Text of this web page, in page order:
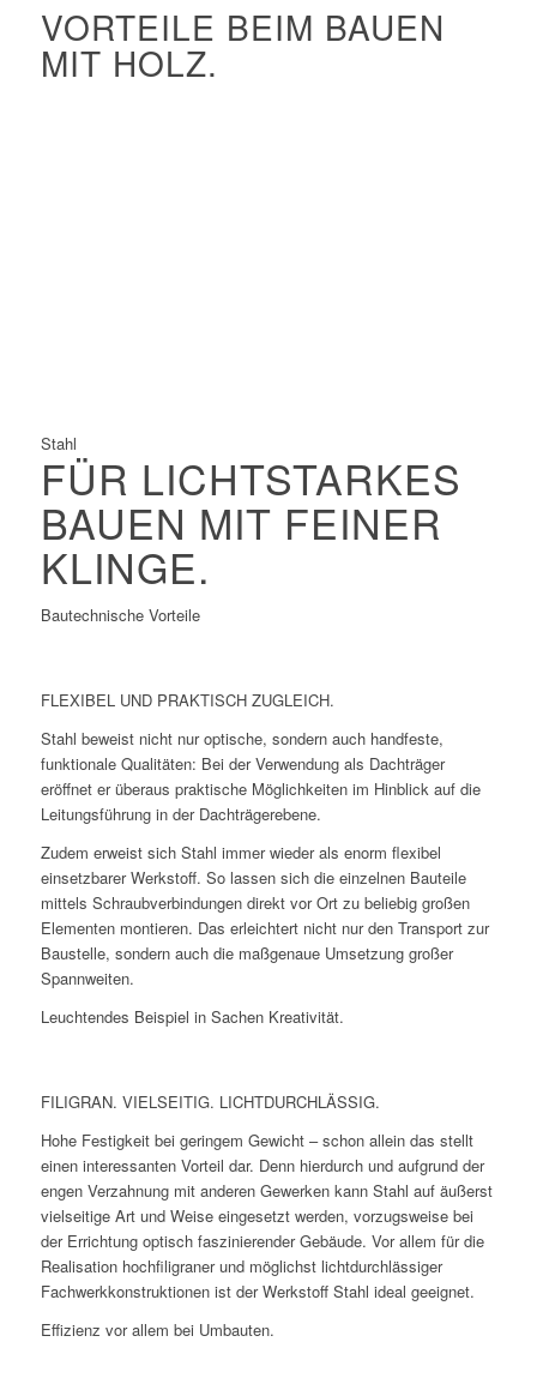
VORTEILE BEIM BAUEN
MIT HOLZ.
Stahl
FÜR LICHTSTARKES
BAUEN MIT FEINER
KLINGE.
Bautechnische Vorteile
FLEXIBEL UND PRAKTISCH ZUGLEICH.
Stahl beweist nicht nur optische, sondern auch handfeste,
funktionale Qualitäten: Bei der Verwendung als Dachträger
eröffnet er überaus praktische Möglichkeiten im Hinblick auf die
Leitungsführung in der Dachträgerebene.
Zudem erweist sich Stahl immer wieder als enorm flexibel
einsetzbarer Werkstoff. So lassen sich die einzelnen Bauteile
mittels Schraubverbindungen direkt vor Ort zu beliebig großen
Elementen montieren. Das erleichtert nicht nur den Transport zur
Baustelle, sondern auch die maßgenaue Umsetzung großer
Spannweiten.
Leuchtendes Beispiel in Sachen Kreativität.
FILIGRAN. VIELSEITIG. LICHTDURCHLÄSSIG.
Hohe Festigkeit bei geringem Gewicht – schon allein das stellt
einen interessanten Vorteil dar. Denn hierdurch und aufgrund der
engen Verzahnung mit anderen Gewerken kann Stahl auf äußerst
vielseitige Art und Weise eingesetzt werden, vorzugsweise bei
der Errichtung optisch faszinierender Gebäude. Vor allem für die
Realisation hochfiligraner und möglichst lichtdurchlässiger
Fachwerkkonstruktionen ist der Werkstoff Stahl ideal geeignet.
Effizienz vor allem bei Umbauten.